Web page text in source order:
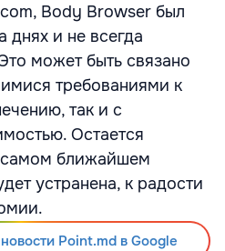
Body Browser был
днях и не всегда
может быть связано
требованиями к
так и с
Остается
самом ближайшем
устранена, к радости
Point.md в Google